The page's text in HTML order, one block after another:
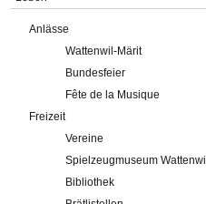
Anlässe
Wattenwil-Märit
Bundesfeier
Fête de la Musique
Freizeit
Vereine
Spielzeugmuseum Wattenwil
Bibliothek